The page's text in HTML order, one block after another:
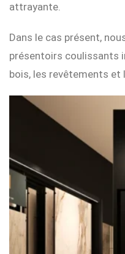
attrayante.
Dans le cas présent,
présentoirs coulissants
bois, les revêtements et